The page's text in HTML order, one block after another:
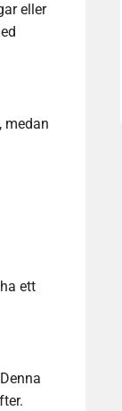
eller
medan
ett